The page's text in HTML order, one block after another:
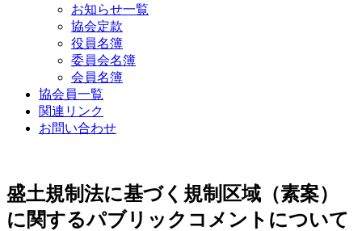
お知らせ一覧
協会定款
役員名簿
委員会名簿
会員名簿
協会員一覧
関連リンク
お問い合わせ
盛土規制法に基づく規制区域（素案）
に関するパブリックコメントについて